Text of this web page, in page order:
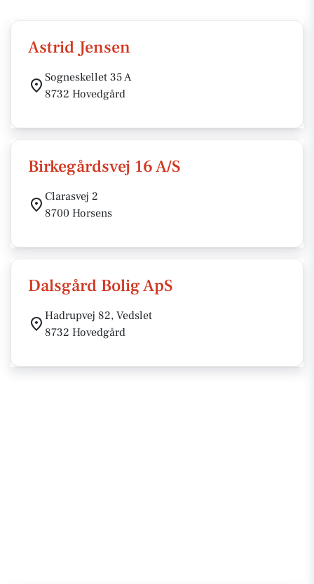
Astrid Jensen
Sogneskellet 35 A
8732 Hovedgård
Birkegårdsvej 16 A/S
Clarasvej 2
8700 Horsens
Dalsgård Bolig ApS
Hadrupvej 82, Vedslet
8732 Hovedgård